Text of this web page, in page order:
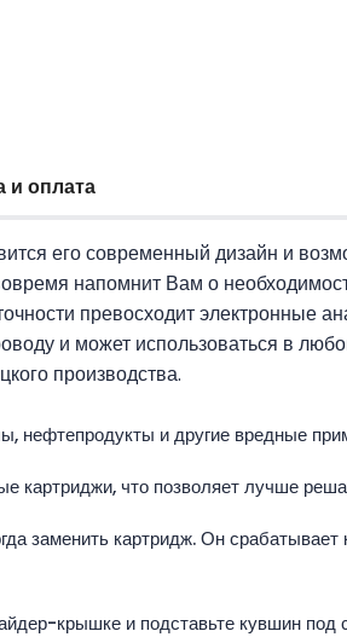
и оплата
его современный дизайн и
напомнит Вам о
превосходит электронные
и может использоваться в
производства.
нефтепродукты и другие вредные
картриджи, что позволяет лучше
заменить картридж. Он
крышке и подставьте кувшин под